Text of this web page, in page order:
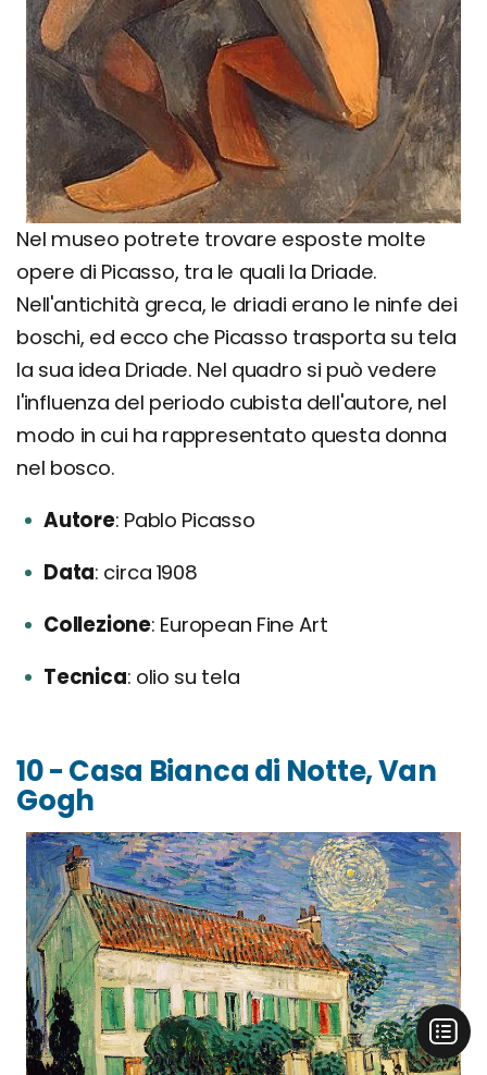
Nel museo potrete trovare esposte molte
opere di Picasso, tra le quali la Driade.
Nell'antichità greca, le driadi erano le ninfe dei
boschi, ed ecco che Picasso trasporta su tela
la sua idea Driade. Nel quadro si può vedere
l'influenza del periodo cubista dell'autore, nel
modo in cui ha rappresentato questa donna
nel bosco.
Autore Pablo Picasso
Data circa 1908
Collezione European Fine Art
Tecnica olio su tela
10 - Casa Bianca di Notte, Van
Gogh